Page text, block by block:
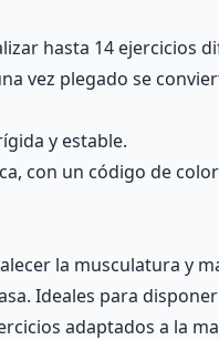
hasta 14 ejercicios
vez plegado se
y estable.
con un código de
la musculatura y
Ideales para
adaptados a la